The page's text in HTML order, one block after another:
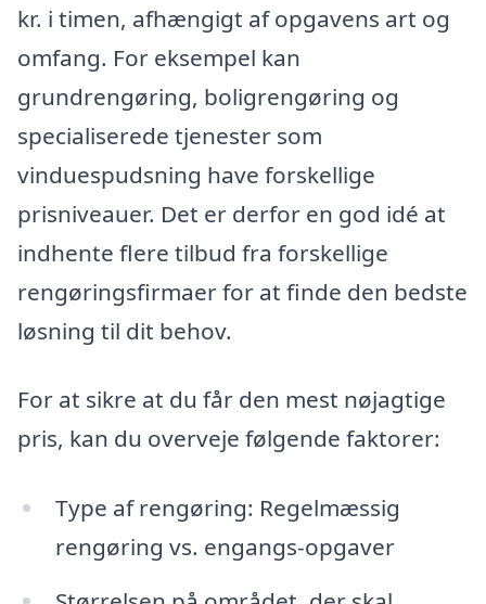
kr. i timen, afhængigt af opgavens art og
omfang. For eksempel kan
grundrengøring, boligrengøring og
specialiserede tjenester som
vinduespudsning have forskellige
prisniveauer. Det er derfor en god idé at
indhente flere tilbud fra forskellige
rengøringsfirmaer for at finde den bedste
løsning til dit behov.
For at sikre at du får den mest nøjagtige
pris, kan du overveje følgende faktorer:
Type af rengøring: Regelmæssig
rengøring vs. engangs-opgaver